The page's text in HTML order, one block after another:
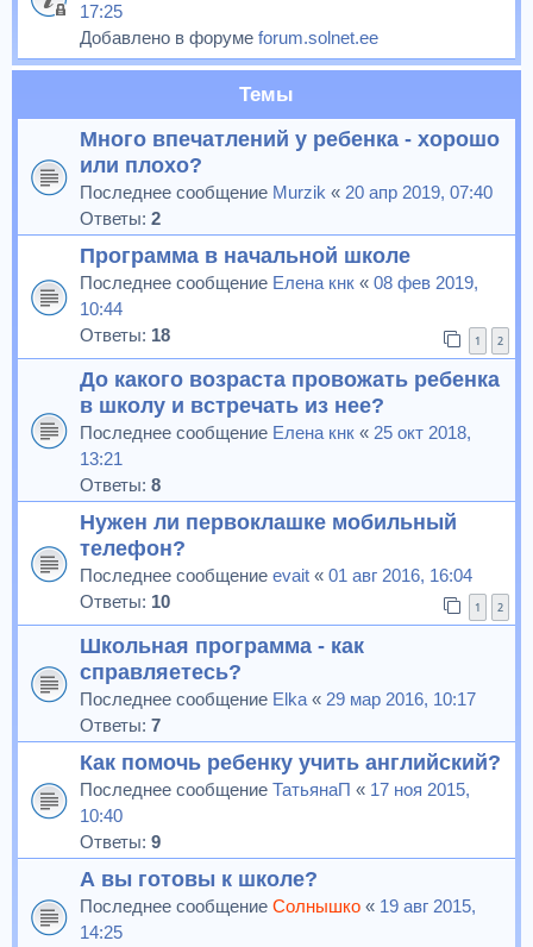
17:25
Добавлено в форуме forum.solnet.ee
Темы
Много впечатлений у ребенка - хорошо
или плохо?
Последнее сообщение Murzik « 20 апр 2019, 07:40
Ответы: 2
Программа в начальной школе
Последнее сообщение Елена кнк « 08 фев 2019,
10:44
Ответы: 18 1 2
До какого возраста провожать ребенка
в школу и встречать из нее?
Последнее сообщение Елена кнк « 25 окт 2018,
13:21
Ответы: 8
Нужен ли первоклашке мобильный
телефон?
Последнее сообщение evait « 01 авг 2016, 16:04
Ответы: 10 1 2
Школьная программа - как
справляетесь?
Последнее сообщение Elka « 29 мар 2016, 10:17
Ответы: 7
Как помочь ребенку учить английский?
Последнее сообщение ТатьянаП « 17 ноя 2015,
10:40
Ответы: 9
А вы готовы к школе?
Последнее сообщение Солнышко « 19 авг 2015,
14:25